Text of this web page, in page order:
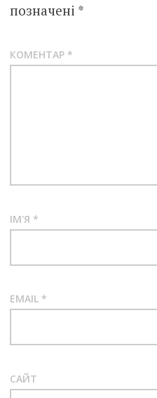
позначені *
КОМЕНТАР *
ІМ'Я *
EMAIL *
САЙТ